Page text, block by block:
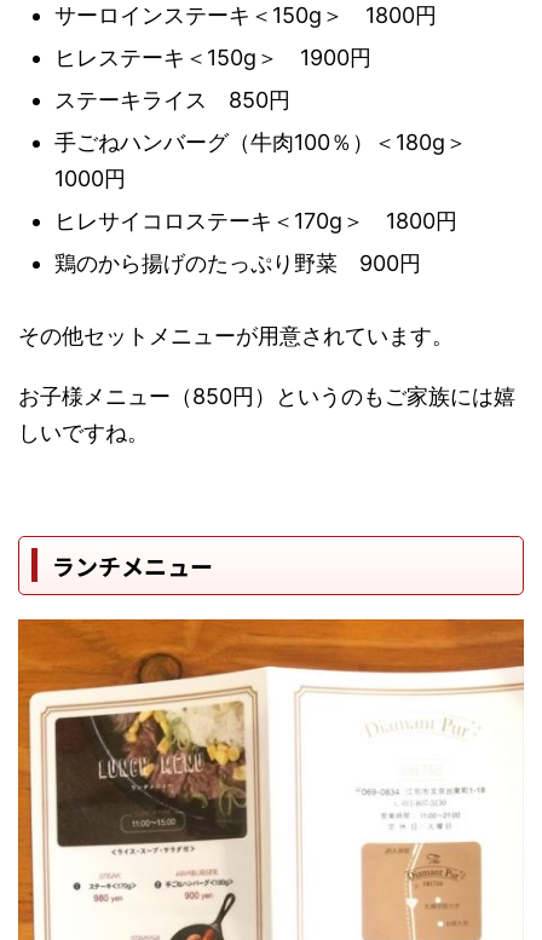
サーロインステーキ＜150g＞ 1800円
ヒレステーキ＜150g＞ 1900円
ステーキライス 850円
手ごねハンバーグ（牛肉100％）＜180g＞
1000円
ヒレサイコロステーキ＜170g＞ 1800円
鶏のから揚げのたっぷり野菜 900円
その他セットメニューが用意されています。
お子様メニュー（850円）というのもご家族には嬉
しいですね。
ランチメニュー